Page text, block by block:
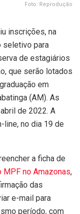
Foto: Reprodução
inscrições, na
seletivo para
de estagiários
que serão lotados
em
(AM). As
de 2022. A
line, no dia 19 de
a ficha de
MPF no Amazonas,
das
e-mail para
período, com